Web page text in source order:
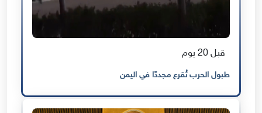
قبل 20 يوم
طبول الحرب تُقرع مجددًا في اليمن